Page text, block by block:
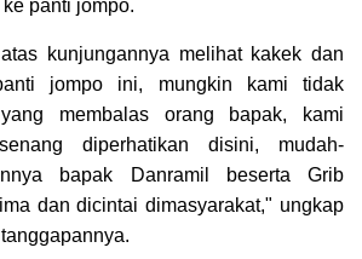
panti jompo.
kunjungannya melihat kakek dan
jompo ini, mungkin kami tidak
membalas orang bapak, kami
diperhatikan disini, mudah-
bapak Danramil beserta Grib
dan dicintai dimasyarakat," ungkap